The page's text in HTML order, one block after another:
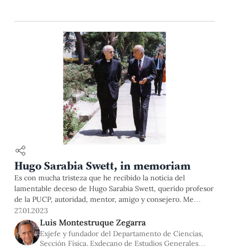
Hugo Sarabia Swett, in memoriam
Es con mucha tristeza que he recibido la noticia del
lamentable deceso de Hugo Sarabia Swett, querido profesor
de la PUCP, autoridad, mentor, amigo y consejero. Me
hacen ahora el honroso encargo, que asumo con gusto, de
escribir unas palabras en memoria de mi colega y amigo, al
que conocí desde que inicié mis estudios
27.01.2023
Luis Montestruque Zegarra
Exjefe y fundador del Departamento de Ciencias,
Sección Física. Exdecano de Estudios Generales